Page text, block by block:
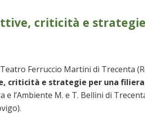
criticità e
Ferruccio Martini di Trecenta
criticità e strategie per una
l’Ambiente M. e T. Bellini di